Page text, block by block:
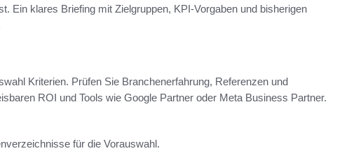
Ein klares Briefing mit Zielgruppen, KPI-Vorgaben und bisherigen
Kriterien. Prüfen Sie Branchenerfahrung, Referenzen und
ROI und Tools wie Google Partner oder Meta Business Partner.
für die Vorauswahl.